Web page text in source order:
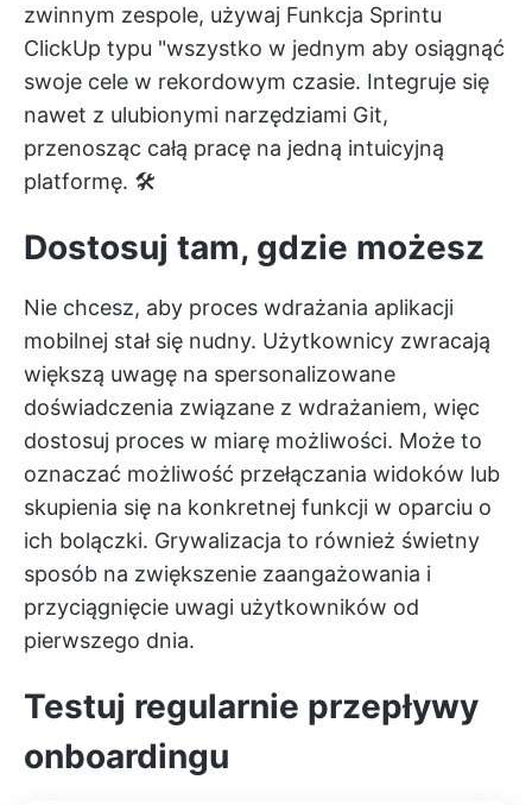
zwinnym zespole, używaj Funkcja Sprintu
ClickUp typu "wszystko w jednym aby osiągnąć
swoje cele w rekordowym czasie. Integruje się
nawet z ulubionymi narzędziami Git,
przenosząc całą pracę na jedną intuicyjną
platformę. 🛠️
Dostosuj tam, gdzie możesz
Nie chcesz, aby proces wdrażania aplikacji
mobilnej stał się nudny. Użytkownicy zwracają
większą uwagę na spersonalizowane
doświadczenia związane z wdrażaniem, więc
dostosuj proces w miarę możliwości. Może to
oznaczać możliwość przełączania widoków lub
skupienia się na konkretnej funkcji w oparciu o
ich bolączki. Grywalizacja to również świetny
sposób na zwiększenie zaangażowania i
przyciągnięcie uwagi użytkowników od
pierwszego dnia.
Testuj regularnie przepływy
onboardingu